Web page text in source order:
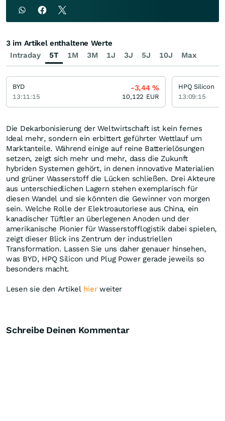
Die Dekarbonisierung der Weltwirtschaft ist kein fernes
Ideal mehr, sondern ein erbittert geführter Wettlauf um
Marktanteile. Während einige auf reine Batterielösungen
setzen, zeigt sich mehr und mehr, dass die Zukunft
hybriden Systemen gehört, in denen innovative Materialien
und grüner Wasserstoff die Lücken schließen. Drei Akteure
aus unterschiedlichen Lagern stehen exemplarisch für
diesen Wandel und sie könnten die Gewinner von morgen
sein. Welche Rolle der Elektroautoriese aus China, ein
kanadischer Tüftler an überlegenen Anoden und der
amerikanische Pionier für Wasserstofflogistik dabei spielen,
zeigt dieser Blick ins Zentrum der industriellen
Transformation. Lassen Sie uns daher genauer hinsehen,
was BYD, HPQ Silicon und Plug Power gerade jeweils so
besonders macht.
Lesen sie den Artikel hierweiter
Schreibe Deinen Kommentar
Intraday 5T 1M 3M 1J 3J 5J 10J Max
3 im Artikel enthaltene Werte
BYD
13:11:15
-3,44%
10,122 EUR
HPQ Silicon
13:09:15